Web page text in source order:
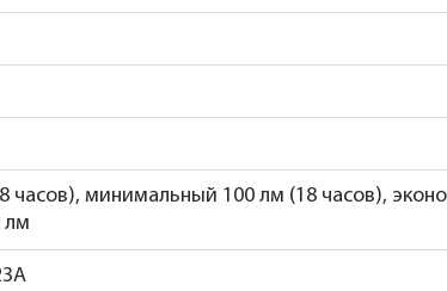
часов), минимальный 100 лм (18 часов),
лм